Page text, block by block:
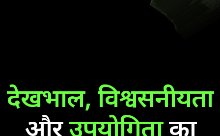
देखभाल, विश्वसनीयता